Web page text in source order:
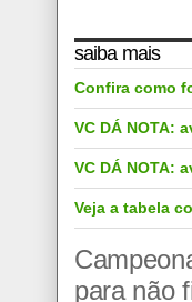
saiba mais
Confira como
VC DÁ NOTA:
VC DÁ NOTA:
Veja a tabela
para não